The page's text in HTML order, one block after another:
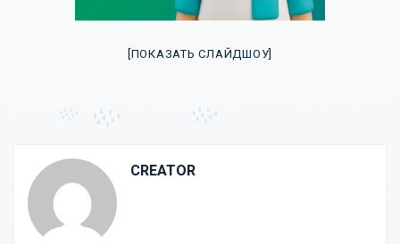
[ПОКАЗАТЬ СЛАЙДШОУ]
CREATOR